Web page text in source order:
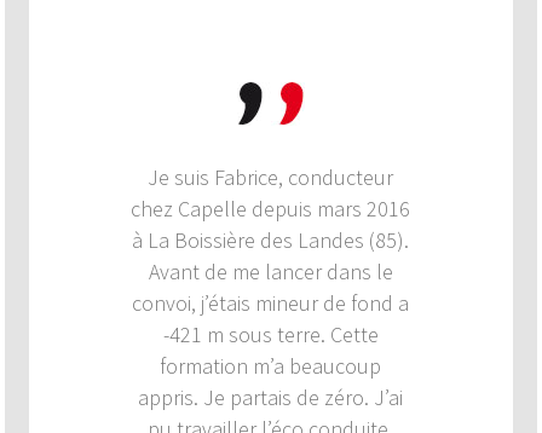
Je suis Fabrice, conducteur
chez Capelle depuis mars 2016
à La Boissière des Landes (85).
Avant de me lancer dans le
convoi, j’étais mineur de fond a
-421 m sous terre. Cette
formation m’a beaucoup
appris. Je partais de zéro. J’ai